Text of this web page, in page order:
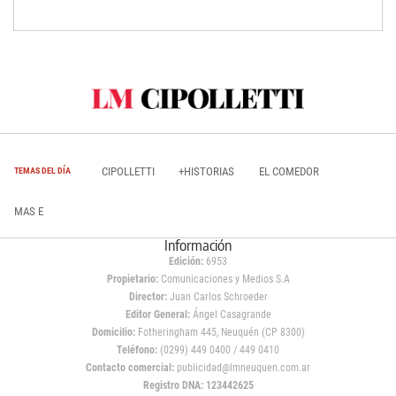
TEMAS DEL DÍA CIPOLLETTI +HISTORIAS EL COMEDOR
MAS E
Información
Edición: 6953
Propietario:Comunicaciones y Medios S.A
Director: Juan Carlos Schroeder
Editor General:Ángel Casagrande
Domicilio:Fotheringham 445, Neuquén (CP 8300)
Teléfono: (0299) 449 0400 / 449 0410
Contacto comercial: publicidad@lmneuquen.com.ar
Registro DNA: 123442625